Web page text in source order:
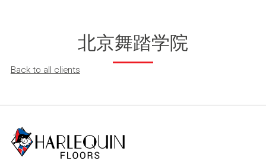
北京舞踏学院
Back to all clients